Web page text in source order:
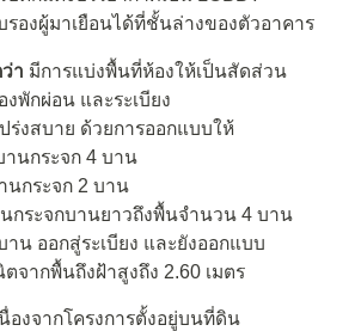
รองผู้มาเยือนได้ที่ชั้นล่างของตัวอาคาร
า มีการแบ่งพื้นที่ห้องให้เป็นสัดส่วน
พักผ่อน และระเบียง
ร่งสบาย ด้วยการออกแบบให้
นกระจก 4 บาน
นกระจก 2 บาน
กระจกบานยาวถึงพื้นจำนวน 4 บาน
าน ออกสู่ระเบียง และยังออกแบบ
จากพื้นถึงฝ้าสูงถึง 2.60 เมตร
นื่องจากโครงการตั้งอยู่บนที่ดิน